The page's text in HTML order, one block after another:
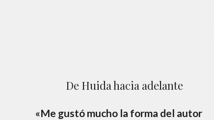
De Huida hacia adelante
«Me gustó mucho la forma del autor